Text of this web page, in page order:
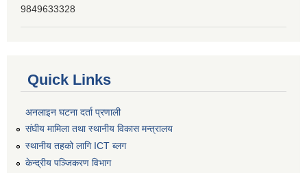
9849633328
Quick Links
अनलाइन घटना दर्ता प्रणाली
संघीय मामिला तथा स्थानीय विकास मन्त्रालय
स्थानीय तहको लागि ICT ब्लग
केन्द्रीय पञ्जिकरण विभाग